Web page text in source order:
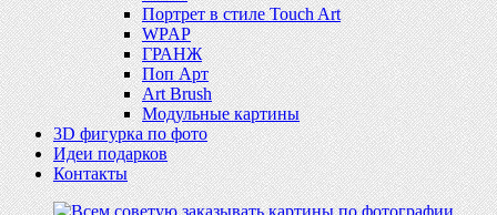
Портрет в стиле Touch Art
WPAP
ГРАНЖ
Поп Арт
Art Brush
Модульные картины
3D фигурка по фото
Идеи подарков
Контакты